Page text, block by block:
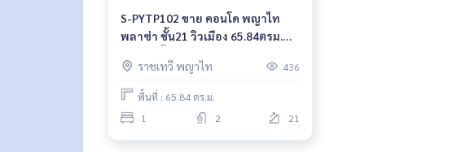
S-PYTP102 ขาย คอนโด พญาไท
พลาซ่า ชั้น21 วิวเมือง 65.84ตรม.
ราชเทวี พญาไท
436
พื้นที่ : 65.84 ตร.ม.
1
2 21